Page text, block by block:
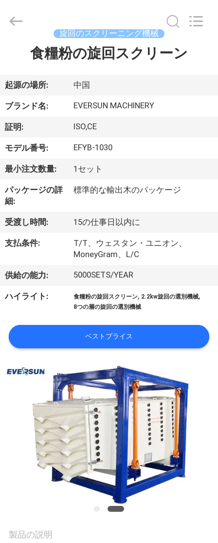
プ
ロ
ダ
ク
ト
VR
シ
ョ
に
つ
い
質
2020
Reserved.
旋回のスクリーニング機械
食糧粉の旋回スクリーン
起源の場所: 中国
ブランド名: EVERSUN MACHINERY
証明: ISO,CE
モデル番号: EFYB-1030
最小注文数量: 1セット
パッケージの詳
細:
標準的な輸出木のパッケージ
受渡し時間: 15の仕事日以内に
支払条件:
T/T、ウェスタン・ユニオン、
MoneyGram、L/C
供給の能力: 5000SETS/YEAR
ハイライト: 食糧粉の旋回スクリーン, 2.2kw旋回の選別機械,
8つの層の旋回の選別機械
ベストプライス
製品の説明